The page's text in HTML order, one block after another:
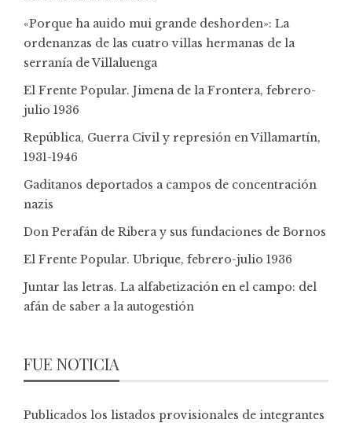
«Porque ha auido mui grande deshorden»: La
ordenanzas de las cuatro villas hermanas de la
serranía de Villaluenga
El Frente Popular. Jimena de la Frontera, febrero-
julio 1936
República, Guerra Civil y represión en Villamartín,
1931-1946
Gaditanos deportados a campos de concentración
nazis
Don Perafán de Ribera y sus fundaciones de Bornos
El Frente Popular. Ubrique, febrero-julio 1936
Juntar las letras. La alfabetización en el campo: del
afán de saber a la autogestión
FUE NOTICIA
Publicados los listados provisionales de integrantes